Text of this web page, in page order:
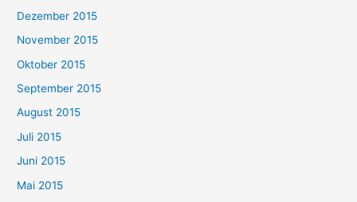
Dezember 2015
November 2015
Oktober 2015
September 2015
August 2015
Juli 2015
Juni 2015
Mai 2015